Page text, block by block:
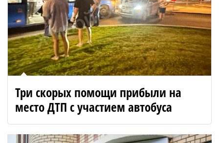
Три скорых помощи прибыли на
место ДТП с участием автобуса